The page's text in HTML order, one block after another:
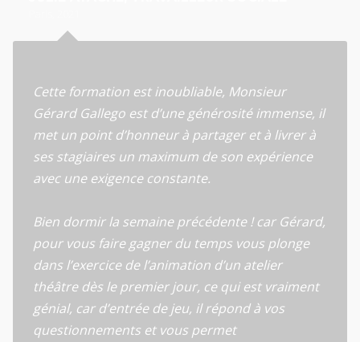
Cette formation est inoubliable, Monsieur
Gérard Gallego est d’une générosité immense, il
met un point d’honneur à partager et à livrer à
ses stagiaires un maximum de son expérience
avec une exigence constante.
Bien dormir la semaine précédente ! car Gérard,
pour vous faire gagner du temps vous plonge
dans l’exercice de l’animation d’un atelier
théâtre dès le premier jour, ce qui est vraiment
génial, car d’entrée de jeu, il répond à vos
questionnements et vous permet